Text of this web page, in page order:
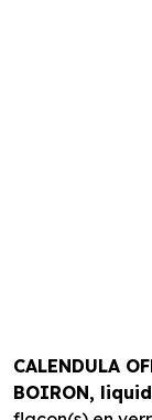
CALENDULA
BOIRON,